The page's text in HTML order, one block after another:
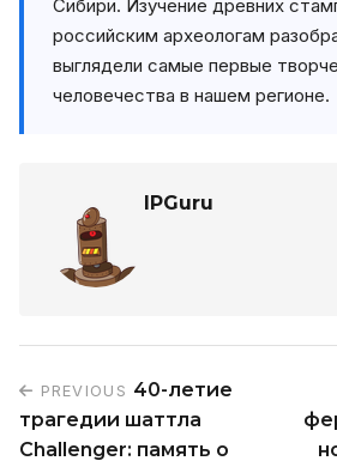
Сибири. Изучение древних
российским археологам
выглядели самые первые
человечества в нашем регионе.
IPGuru
PREVIOUS 40-летие
трагедии шаттла
Challenger: память о